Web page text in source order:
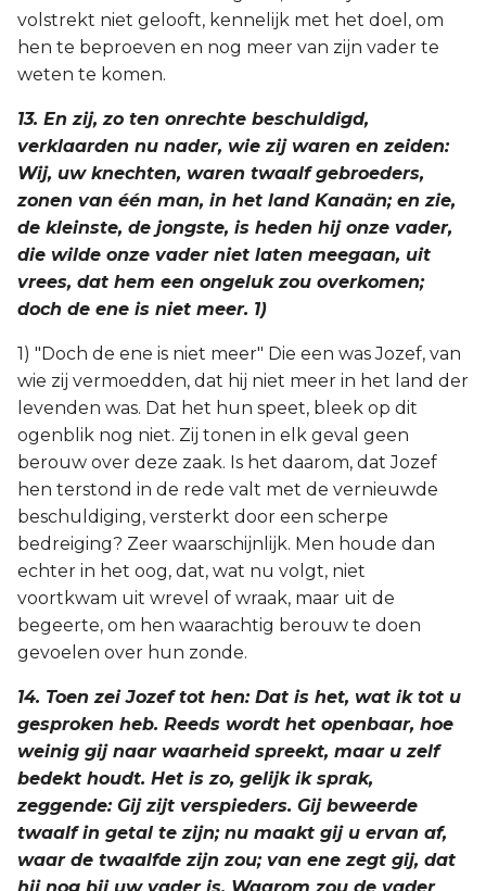
volstrekt niet gelooft, kennelijk met het doel, om
hen te beproeven en nog meer van zijn vader te
weten te komen.
13. En zij, zo ten onrechte beschuldigd,
verklaarden nu nader, wie zij waren en zeiden:
Wij, uw knechten, waren twaalf gebroeders,
zonen van één man, in het land Kanaän; en zie,
de kleinste, de jongste, is heden hij onze vader,
die wilde onze vader niet laten meegaan, uit
vrees, dat hem een ongeluk zou overkomen;
doch de ene is niet meer. 1)
1) "Doch de ene is niet meer" Die een was Jozef, van
wie zij vermoedden, dat hij niet meer in het land der
levenden was. Dat het hun speet, bleek op dit
ogenblik nog niet. Zij tonen in elk geval geen
berouw over deze zaak. Is het daarom, dat Jozef
hen terstond in de rede valt met de vernieuwde
beschuldiging, versterkt door een scherpe
bedreiging? Zeer waarschijnlijk. Men houde dan
echter in het oog, dat, wat nu volgt, niet
voortkwam uit wrevel of wraak, maar uit de
begeerte, om hen waarachtig berouw te doen
gevoelen over hun zonde.
14. Toen zei Jozef tot hen: Dat is het, wat ik tot u
gesproken heb. Reeds wordt het openbaar, hoe
weinig gij naar waarheid spreekt, maar u zelf
bedekt houdt. Het is zo, gelijk ik sprak,
zeggende: Gij zijt verspieders. Gij beweerde
twaalf in getal te zijn; nu maakt gij u ervan af,
waar de twaalfde zijn zou; van ene zegt gij, dat